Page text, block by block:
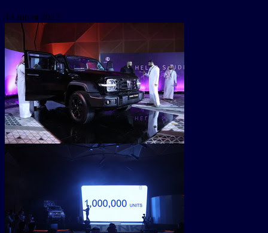
14 июля 2022